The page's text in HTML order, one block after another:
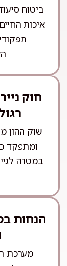
ביטוח
איכות
חוק
שוק ההון
ומתפקד
במטרה
הנחות
מערכת